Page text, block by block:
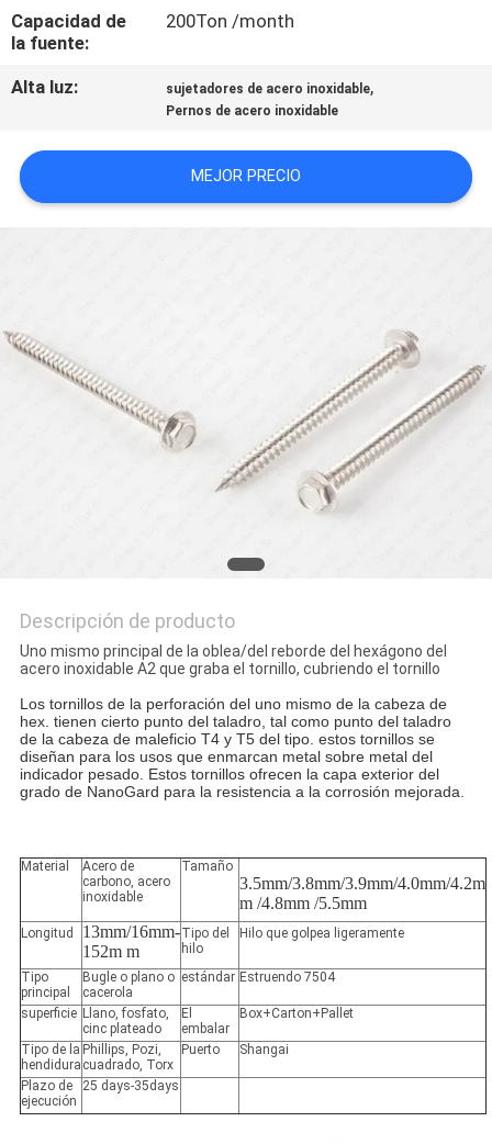
NOTICIAS
UNA
CITA
SITIO
PRIVACY
Capacidad de
la fuente:
200Ton /month
Alta luz: sujetadores de acero inoxidable,
Pernos de acero inoxidable
MEJOR PRECIO
Descripción de producto
Uno mismo principal de la oblea/del reborde del hexágono del
acero inoxidable A2 que graba el tornillo, cubriendo el tornillo
Los tornillos de la perforación del uno mismo de la cabeza de
hex. tienen cierto punto del taladro, tal como punto del taladro
de la cabeza de maleficio T4 y T5 del tipo. estos tornillos se
diseñan para los usos que enmarcan metal sobre metal del
indicador pesado. Estos tornillos ofrecen la capa exterior del
grado de NanoGard para la resistencia a la corrosión mejorada.
Material
Acero de
carbono, acero
inoxidable
Tamaño
3.5mm/3.8mm/3.9mm/4.0mm/4.2m
m /4.8mm /5.5mm
Longitud
13mm/16mm-
152m m
Tipo del
hilo
Hilo que golpea ligeramente
Tipo
principal
Bugle o plano o
cacerola
estándar Estruendo 7504
superficie Llano, fosfato,
cinc plateado
El
embalar
Box+Carton+Pallet
Tipo de la
hendidura
Phillips, Pozi,
cuadrado, Torx
Puerto Shangai
Plazo de
ejecución
25 days-35days